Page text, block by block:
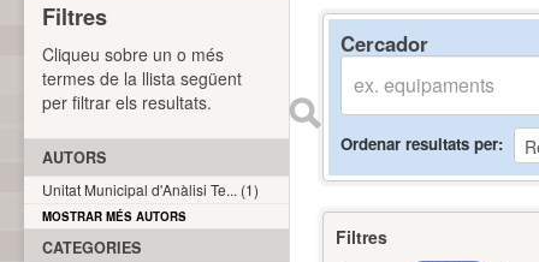
Cercador
Ordenar resultats per
Filtres
Filtres
Cliqueu sobre un o més
termes de la llista següent
per filtrar els resultats.
AUTORS
Unitat Municipal d'Anàlisi Te... (1)
MOSTRAR MÉS AUTORS
CATEGORIES